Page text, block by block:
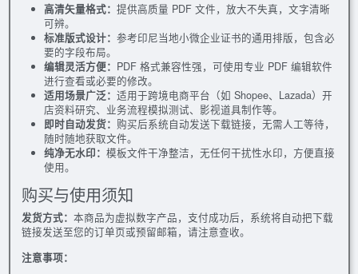
高清矢量格式： 提供高质量 PDF 文件，放大不失真，文字清晰
可辨。
标准版式设计： 参考印尼当地小微企业证书的通用排版，包含必
要的字段布局。
编辑灵活方便： PDF 格式兼容性强，可使用专业 PDF 编辑软件
进行查看或必要的修改。
适用场景广泛： 适用于跨境电商平台（如 Shopee、Lazada）开
店资料研究、业务流程模拟测试、影视道具制作等。
即时自动发货： 购买后系统自动发送下载链接，无需人工等待，
随时随地获取文件。
纯净无水印： 模板文件干净整洁，无任何干扰性水印，方便直接
使用。
购买与使用须知
发货方式： 本商品为虚拟数字产品，支付成功后，系统将自动把下载
链接发送至您的订单页或预留邮箱，请注意查收。
注意事项：